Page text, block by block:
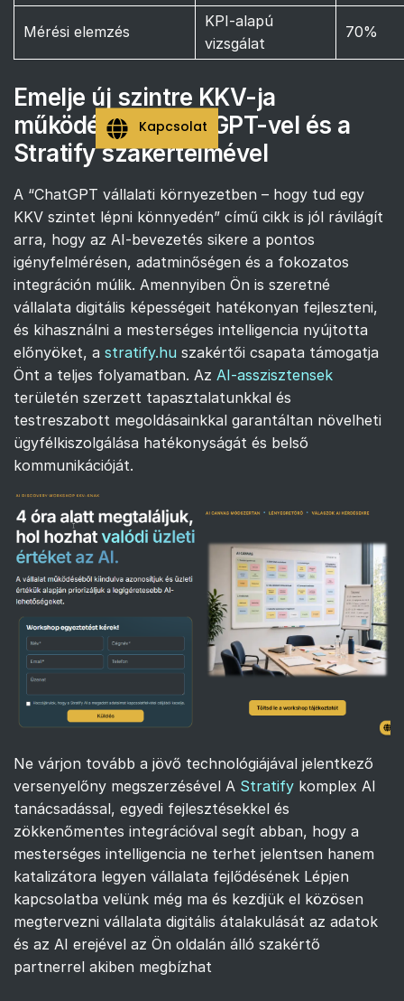
Mérési elemzés
KPI-alapú
vizsgálat
70%
Emelje új szintre KKV-ja
működését a ChatGPT-vel és a
Stratify szakértelmével
A “ChatGPT vállalati környezetben – hogy tud egy
KKV szintet lépni könnyedén” című cikk is jól rávilágít
arra, hogy az AI-bevezetés sikere a pontos
igényfelmérésen, adatminőségen és a fokozatos
integráción múlik. Amennyiben Ön is szeretné
vállalata digitális képességeit hatékonyan fejleszteni,
és kihasználni a mesterséges intelligencia nyújtotta
előnyöket, a stratify.hu szakértői csapata támogatja
Önt a teljes folyamatban. Az AI-asszisztensek
területén szerzett tapasztalatunkkal és
testreszabott megoldásainkkal garantáltan növelheti
ügyfélkiszolgálása hatékonyságát és belső
kommunikációját.
Ne várjon tovább a jövő technológiájával jelentkező
versenyelőny megszerzésével A Stratify komplex AI
tanácsadással, egyedi fejlesztésekkel és
zökkenőmentes integrációval segít abban, hogy a
mesterséges intelligencia ne terhet jelentsen hanem
katalizátora legyen vállalata fejlődésének Lépjen
kapcsolatba velünk még ma és kezdjük el közösen
megtervezni vállalata digitális átalakulását az adatok
és az AI erejével az Ön oldalán álló szakértő
partnerrel akiben megbízhat
Kapcsolat